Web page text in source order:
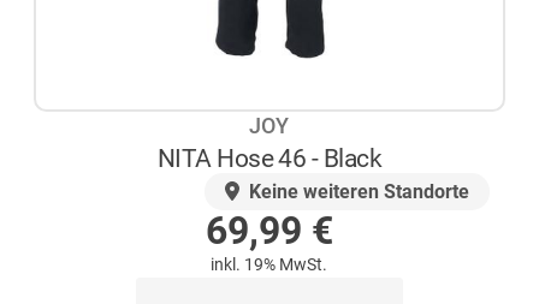
JOY
NITA Hose 46 - Black
Keine weiteren Standorte
69,99 €
inkl. 19% MwSt.